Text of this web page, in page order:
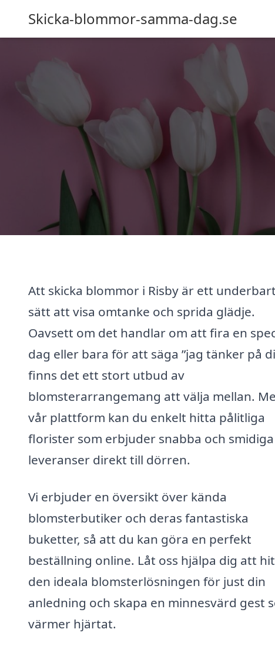
Skicka-blommor-samma-dag.se
Att skicka blommor i Risby är ett underbart
sätt att visa omtanke och sprida glädje.
Oavsett om det handlar om att fira en
dag eller bara för att säga ”jag tänker på
finns det ett stort utbud av
blomsterarrangemang att välja mellan.
vår plattform kan du enkelt hitta pålitliga
florister som erbjuder snabba och smidiga
leveranser direkt till dörren.
Vi erbjuder en översikt över kända
blomsterbutiker och deras fantastiska
buketter, så att du kan göra en perfekt
beställning online. Låt oss hjälpa dig att
den ideala blomsterlösningen för just din
anledning och skapa en minnesvärd gest
värmer hjärtat.